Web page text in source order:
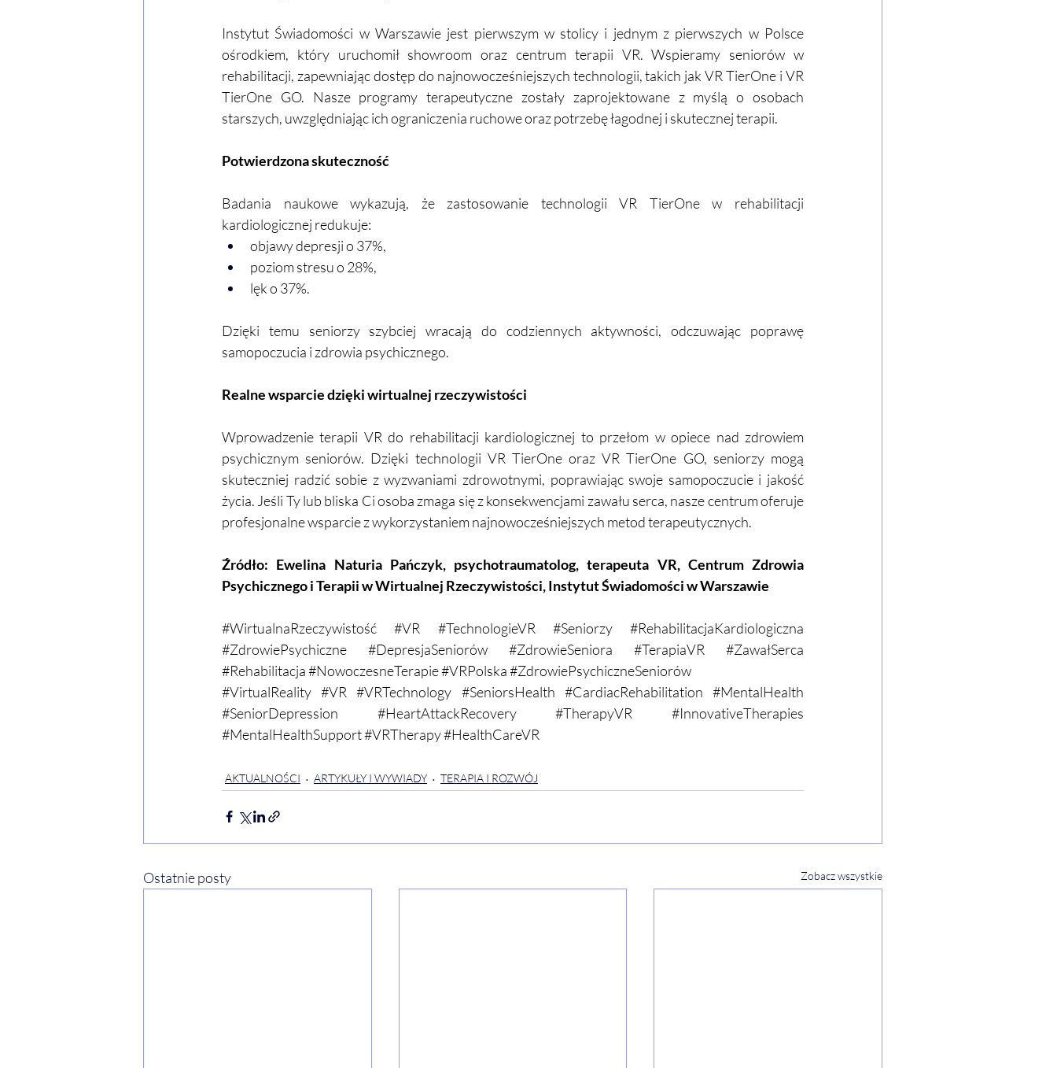
Instytut Świadomości w Warszawie jest pierwszym w stolicy i jednym z pierwszych w Polsce
ośrodkiem, który uruchomił showroom oraz centrum terapii VR. Wspieramy seniorów w
rehabilitacji, zapewniając dostęp do najnowocześniejszych technologii, takich jak VR TierOne i VR
TierOne GO. Nasze programy terapeutyczne zostały zaprojektowane z myślą o osobach
starszych, uwzględniając ich ograniczenia ruchowe oraz potrzebę łagodnej i skutecznej terapii.
Potwierdzona skuteczność
Badania naukowe wykazują, że zastosowanie technologii VR TierOne w rehabilitacji
kardiologicznej redukuje:
objawy depresji o 37%,
poziom stresu o 28%,
lęk o 37%.
Dzięki temu seniorzy szybciej wracają do codziennych aktywności, odczuwając poprawę
samopoczucia i zdrowia psychicznego.
Realne wsparcie dzięki wirtualnej rzeczywistości
Wprowadzenie terapii VR do rehabilitacji kardiologicznej to przełom w opiece nad zdrowiem
psychicznym seniorów. Dzięki technologii VR TierOne oraz VR TierOne GO, seniorzy mogą
skuteczniej radzić sobie z wyzwaniami zdrowotnymi, poprawiając swoje samopoczucie i jakość
życia. Jeśli Ty lub bliska Ci osoba zmaga się z konsekwencjami zawału serca, nasze centrum oferuje
profesjonalne wsparcie z wykorzystaniem najnowocześniejszych metod terapeutycznych.
Źródło: Ewelina Naturia Pańczyk, psychotraumatolog, terapeuta VR, Centrum Zdrowia
Psychicznego i Terapii w Wirtualnej Rzeczywistości, Instytut Świadomości w Warszawie
#WirtualnaRzeczywistość #VR #TechnologieVR #Seniorzy
#RehabilitacjaKardiologiczna
#ZdrowiePsychiczne
#DepresjaSeniorów #ZdrowieSeniora #TerapiaVR
#ZawałSerca
#Rehabilitacja#NowoczesneTerapie#VRPolska#ZdrowiePsychiczneSeniorów
#VirtualReality #VR #VRTechnology #SeniorsHealth #CardiacRehabilitation #MentalHealth
#SeniorDepression
#HeartAttackRecovery #TherapyVR
#InnovativeTherapies
#MentalHealthSupport#VRTherapy#HealthCareVR
AKTUALNOŚCI ARTYKUŁY I WYWIADY TERAPIA I ROZWÓJ
Ostatnie posty Zobacz wszystkie